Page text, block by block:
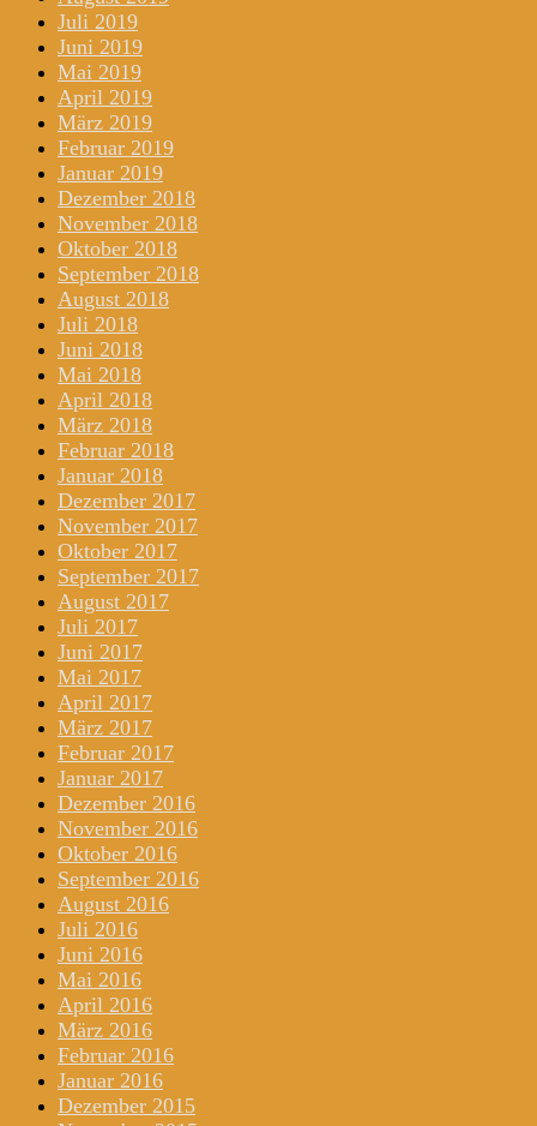
Juli 2019
Juni 2019
Mai 2019
April 2019
März 2019
Februar 2019
Januar 2019
Dezember 2018
November 2018
Oktober 2018
September 2018
August 2018
Juli 2018
Juni 2018
Mai 2018
April 2018
März 2018
Februar 2018
Januar 2018
Dezember 2017
November 2017
Oktober 2017
September 2017
August 2017
Juli 2017
Juni 2017
Mai 2017
April 2017
März 2017
Februar 2017
Januar 2017
Dezember 2016
November 2016
Oktober 2016
September 2016
August 2016
Juli 2016
Juni 2016
Mai 2016
April 2016
März 2016
Februar 2016
Januar 2016
Dezember 2015